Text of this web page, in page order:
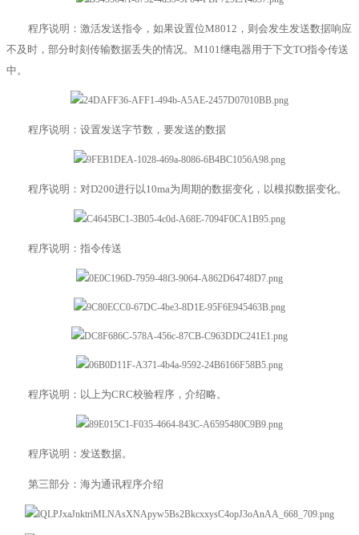
程序说明：激活发送指令，如果设置位M8012，则会发生发送数据响应
不及时，部分时刻传输数据丢失的情况。M101继电器用于下文TO指令传送
中。
程序说明：设置发送字节数，要发送的数据
程序说明：对D200进行以10ma为周期的数据变化，以模拟数据变化。
程序说明：指令传送
程序说明：以上为CRC校验程序，介绍略。
程序说明：发送数据。
第三部分：海为通讯程序介绍